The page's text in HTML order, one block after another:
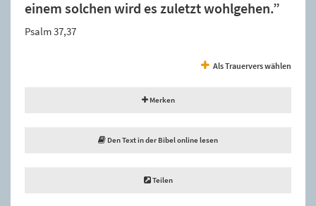
einem solchen wird es zuletzt wohlgehen.”
Psalm 37,37
Als Trauervers wählen
Merken
Den Text in der Bibel online lesen
Teilen